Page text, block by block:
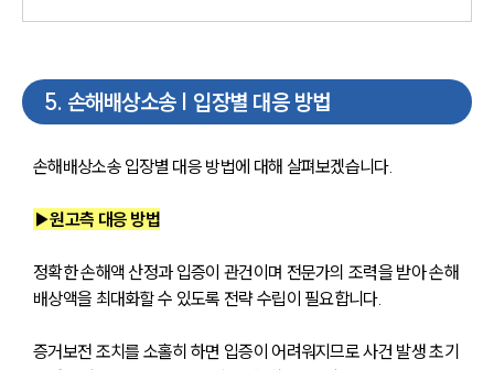
5. 손해배상소송 | 입장별 대응 방법
손해배상소송 입장별 대응 방법에 대해 살펴보겠습니다.
▶원고측 대응 방법
정확한 손해액 산정과 입증이 관건이며 전문가의 조력을 받아 손해
배상액을 최대화할 수 있도록 전략 수립이 필요합니다.
증거보전 조치를 소홀히 하면 입증이 어려워지므로 사건 발생 초기